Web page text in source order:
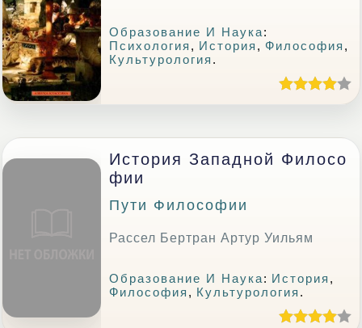
Образование И Наука:
Психология , История , Философия ,
Культурология .
История Западной Филосо
Фии
Пути Философии
Рассел Бертран Артур Уильям
Образование И Наука: История ,
Философия , Культурология .